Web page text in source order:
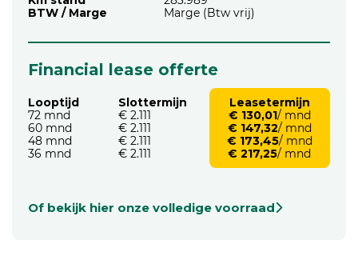
BTW / Marge
Marge (Btw vrij)
Financial lease offerte
Looptijd
72 mnd
60 mnd
48 mnd
36 mnd
Slottermijn
€ 2.111
€ 2.111
€ 2.111
€ 2.111
Leasetermijn
€ 130,01/ mnd
€ 147,32/ mnd
€ 173,45/ mnd
€ 217,25/ mnd
Of bekijk hier onze volledige voorraad